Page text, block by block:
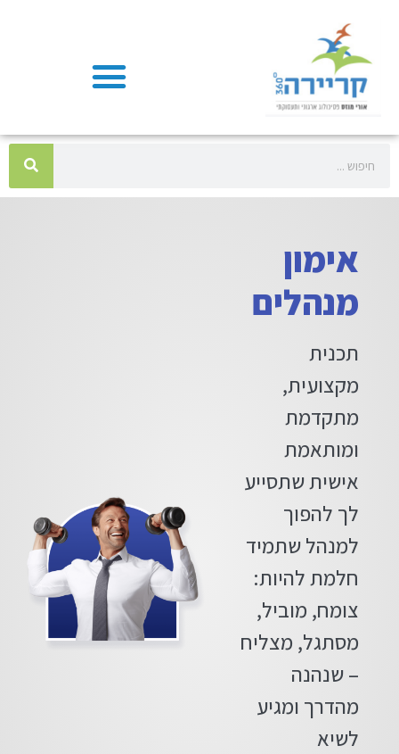
אימון
מנהלים
תכנית
מקצועית,
מתקדמת
ומותאמת
אישית שתסייע
לך להפוך
למנהל שתמיד
חלמת להיות:
צומח, מוביל,
מסתגל, מצליח
– שנהנה
מהדרך ומגיע
לשיא